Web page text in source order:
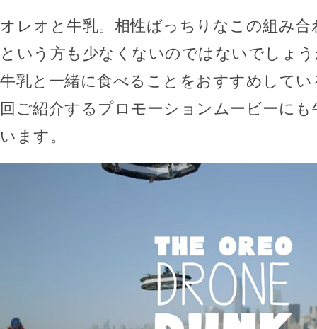
オレオと牛乳。相性ばっちりなこの組み
という方も少なくないのではないでしょ
牛乳と一緒に食べることをおすすめして
回ご紹介するプロモーションムービーに
います。